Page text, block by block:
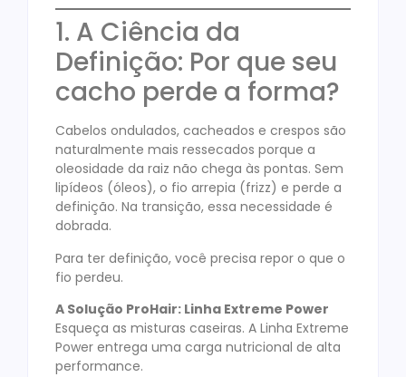
1. A Ciência da
Definição: Por que seu
cacho perde a forma?
Cabelos ondulados, cacheados e crespos são
naturalmente mais ressecados porque a
oleosidade da raiz não chega às pontas. Sem
lipídeos (óleos), o fio arrepia (frizz) e perde a
definição. Na transição, essa necessidade é
dobrada.
Para ter definição, você precisa repor o que o
fio perdeu.
A Solução ProHair: Linha Extreme Power
Esqueça as misturas caseiras. A Linha Extreme
Power entrega uma carga nutricional de alta
performance.